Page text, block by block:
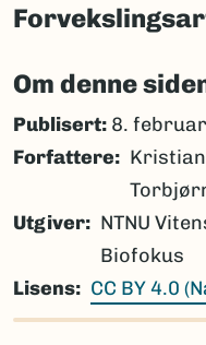
Om denne
Publisert: 8.
Forfattere
Utgiver
NTNU
Biofokus
Lisens
CC BY 4.0